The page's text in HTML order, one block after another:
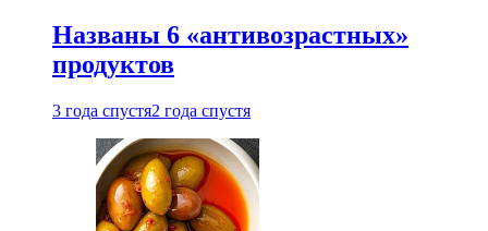
Названы 6 «антивозрастных»
продуктов
3 года спустя2 года спустя